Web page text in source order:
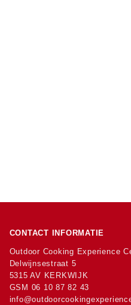
CONTACT INFORMATIE
Outdoor Cooking Experience
Delwijnsestraat 5
5315 AV KERKWIJK
GSM 06 10 87 82 43